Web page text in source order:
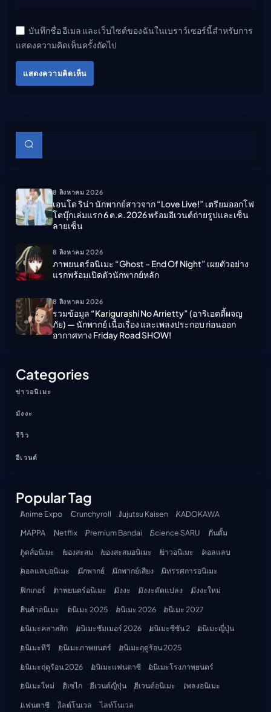
บันทึกชื่อ อีเมล และเว็บไซต์ของฉันในเบราว์เซอร์นี้สำหรับการ
แสดงความคิดเห็นครั้งถัดไป
แสดงความคิดเห็น
บทความย่อย
8 สิงหาคม 2026
เอนโด ริน่า นักพากย์สาวจาก “Love Live!” เตรียมออกโฟ
โตบุ๊กเล่มแรก 6 ต.ค. 2026 พร้อมอีเวนต์ถ่ายรูปและเซ็น
ลายเซ็น
8 สิงหาคม 2026
ภาพยนตร์อนิเมะ “ghost – End Of Night” เผยตัวอย่าง
แรกพร้อมเปิดตัวนักพากย์หลัก
8 สิงหาคม 2026
รวมข้อมูล “Karigurashi No Arrietty” (อาริเอตตี้ผจญ
ภัย) — นักพากย์ เนื้อเรื่อง และเพลงประกอบ ก่อนออก
อากาศทาง Friday Road SHOW!
Categories
ข่าวอนิเมะ
มังงะ
รีวิว
อีเวนต์
Popular Tag
Anime Expo Crunchyroll Jujutsu Kaisen
KADOKAWA
MAPPA
Netflix Premium Bandai Science SARU
กันดั้ม
กูดส์อนิเมะ
ของสะสม ของสะสมอนิเมะ ข่าวอนิเมะ
คอลแลบ
คอลแลบอนิเมะ
นักพากย์ นักพากย์เสียง
นิทรรศการอนิเมะ
ฟิกเกอร์
ภาพยนตร์อนิเมะ มังงะ มังงะดัดแปลง
มังงะใหม่
สินค้าอนิเมะ
อนิเมะ 2025 อนิเมะ 2026
อนิเมะ 2027
อนิเมะคลาสสิก
อนิเมะซัมเมอร์ 2026 อนิเมะซีซัน 2
อนิเมะญี่ปุ่น
อนิเมะทีวี
อนิเมะภาพยนตร์
อนิเมะฤดูร้อน 2025
อนิเมะฤดูร้อน 2026
อนิเมะแฟนตาซี
อนิเมะโรงภาพยนตร์
อนิเมะใหม่
อิเซไก อีเวนต์ญี่ปุ่น อีเวนต์อนิเมะ
เพลงอนิเมะ
แฟนตาซี
ไลต์โนเวล ไลท์โนเวล